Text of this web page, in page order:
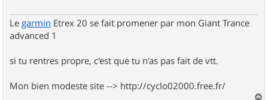
Le garmin Etrex 20 se fait promener par mon Giant Trance
advanced 1
si tu rentres propre, c'est que tu n'as pas fait de vtt.
Mon bien modeste site --> http://cyclo02000.free.fr/